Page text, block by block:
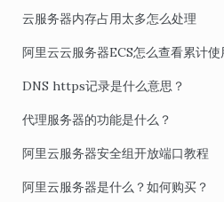
云服务器内存占用太多怎么处理
阿里云云服务器ECS怎么查看累计使
DNS https记录是什么意思？
代理服务器的功能是什么？
阿里云服务器安全组开放端口教程
阿里云服务器是什么？如何购买？